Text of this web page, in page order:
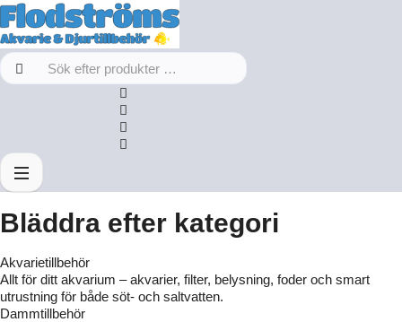
Bläddra efter kategori
Akvarietillbehör
Allt för ditt akvarium – akvarier, filter, belysning, foder och smart
utrustning för både söt- och saltvatten.
Dammtillbehör